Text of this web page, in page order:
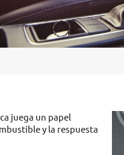
juega un papel
y la respuesta